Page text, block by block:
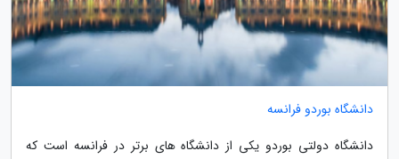
دانشگاه بوردو فرانسه
دانشگاه دولتی بوردو یکی از دانشگاه های برتر در فرانسه است که